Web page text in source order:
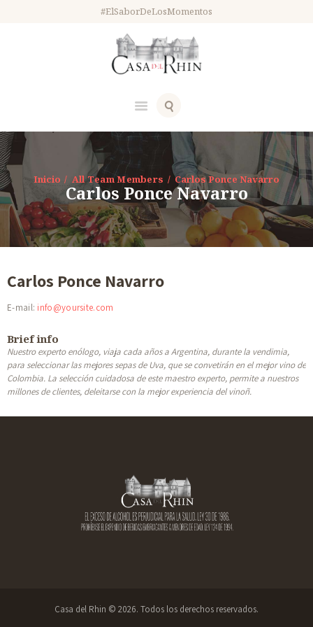
#ElSaborDeLosMomentos
Inicio All Team Members Carlos Ponce Navarro
Carlos Ponce Navarro
Carlos Ponce Navarro
E-mail: info@yoursite.com
Brief info
Nuestro experto enólogo, viaja cada años a Argentina, durante la vendimia,
para seleccionar las mejores sepas de Uva, que se convetirán en el mejor vino de
Colombia. La selección cuidadosa de este maestro experto, permite a nuestros
millones de clientes, deleitarse con la mejor experiencia del vinoñ.
Casa del Rhin © 2026. Todos los derechos reservados.